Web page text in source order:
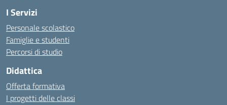
I Servizi
Personale scolastico
Famiglie e studenti
Percorsi di studio
Didattica
Offerta formativa
I progetti delle classi